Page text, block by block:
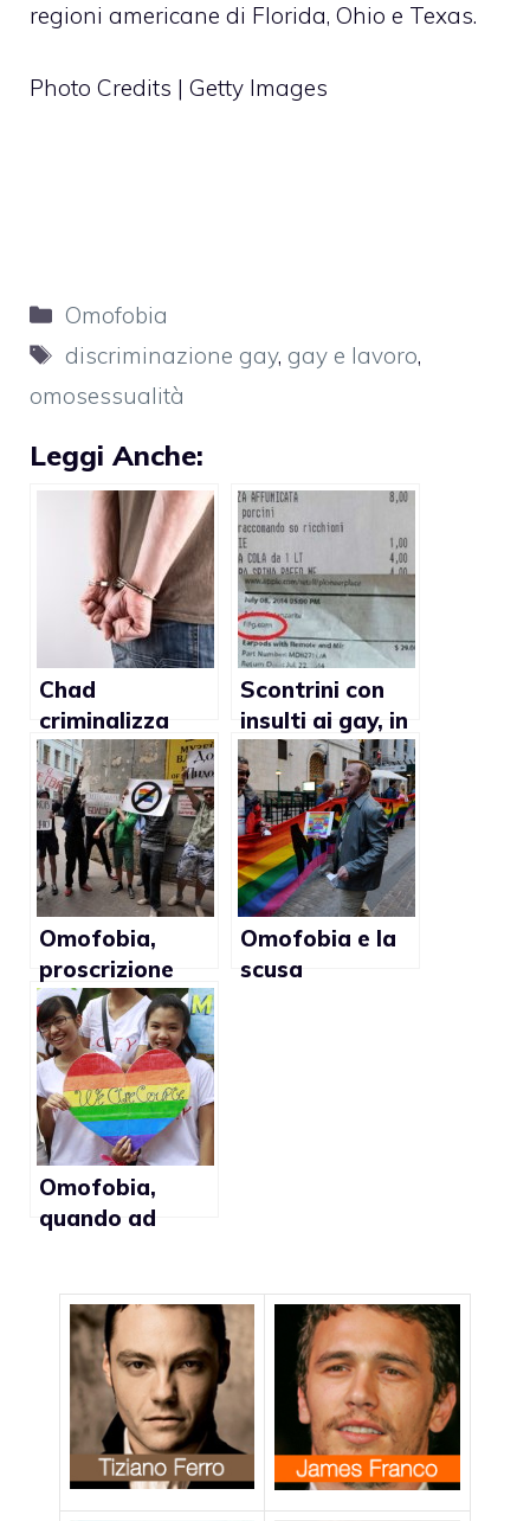
regioni americane di Florida, Ohio e Texas.
Photo Credits | Getty Images
Categorie
Omofobia
Tag
discriminazione gay, gay e lavoro,
omosessualità
Leggi Anche:
Chad
criminalizza
l’omosessualità
Scontrini con
insulti ai gay, in
che mondo
viviamo?
Omofobia,
proscrizione
contro gli
insegnanti che
parlano di gay a
Verona
Omofobia e la
scusa
Omofobia,
quando ad
adolescenti